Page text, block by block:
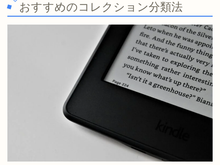
おすすめのコレクション分類法